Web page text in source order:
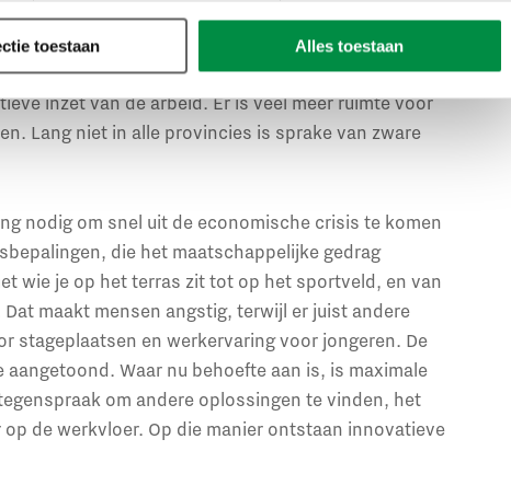
toestaan Alles toestaan
van arbeid. Begrijp me niet verkeerd: we
arbeidsinzet. Je moet ook documenteren wat je
(webinar vond plaats vóór de versoepelde
inzet van de arbeid. Er is veel meer ruimte voor
Lang niet in alle provincies is sprake van zware
nodig om snel uit de economische crisis te komen
die het maatschappelijke gedrag
wie je op het terras zit tot op het sportveld, en van
maakt mensen angstig, terwijl er juist andere
stageplaatsen en werkervaring voor jongeren. De
Waar nu behoefte aan is, is maximale
om andere oplossingen te vinden, het
de werkvloer. Op die manier ontstaan innovatieve